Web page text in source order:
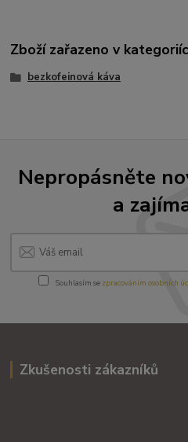
Zboží zařazeno v
bezkofeinová káva
Nepropásněte
a
Souhlasím se zpracováním osobních
Zkušenosti zákazníků